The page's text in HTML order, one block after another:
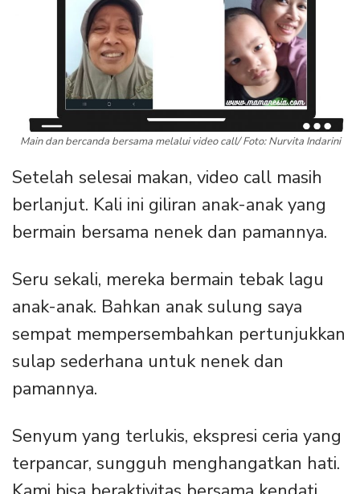
Main dan bercanda bersama melalui video call/ Foto: Nurvita Indarini
Setelah selesai makan, video call masih
berlanjut. Kali ini giliran anak-anak yang
bermain bersama nenek dan pamannya.
Seru sekali, mereka bermain tebak lagu
anak-anak. Bahkan anak sulung saya
sempat mempersembahkan pertunjukkan
sulap sederhana untuk nenek dan
pamannya.
Senyum yang terlukis, ekspresi ceria yang
terpancar, sungguh menghangatkan hati.